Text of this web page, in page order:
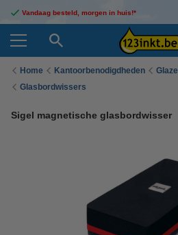
Vandaag besteld, morgen in huis!*
Home Kantoorbenodigdheden
Glasbordwissers
Sigel magnetische glasbordwisser